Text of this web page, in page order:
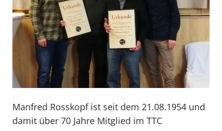
Manfred Rosskopf ist seit dem 21.08.1954 und
damit über 70 Jahre Mitglied im TTC